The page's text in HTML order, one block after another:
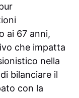
ai 67 anni,
che impatta
nella
bilanciare il
con la